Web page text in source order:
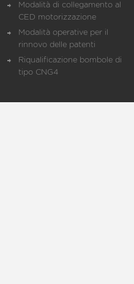
Modalità di collegamento al
CED motorizzazione
Modalità operative per il
rinnovo delle patenti
Riqualificazione bombole di
tipo CNG4